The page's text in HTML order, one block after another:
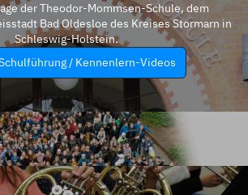
der Theodor-Mommsen-Schule, dem
Bad Oldesloe des Kreises Stormarn in
Schleswig-Holstein.
/ Kennenlern-Videos